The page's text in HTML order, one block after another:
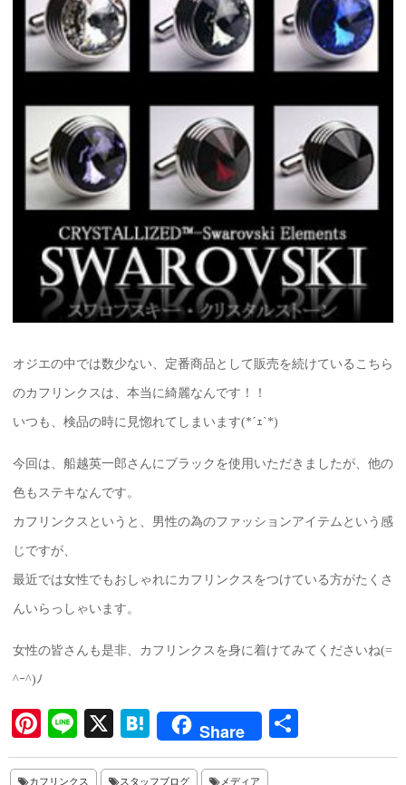
オジエの中では数少ない、定番商品として販売を続けているこちら
のカフリンクスは、本当に綺麗なんです！！
いつも、検品の時に見惚れてしまいます(*´ｪ`*)
今回は、船越英一郎さんにブラックを使用いただきましたが、他の
色もステキなんです。
カフリンクスというと、男性の為のファッションアイテムという感
じですが、
最近では女性でもおしゃれにカフリンクスをつけている方がたくさ
んいらっしゃいます。
女性の皆さんも是非、カフリンクスを身に着けてみてくださいね(=
^ｰ^)ﾉ
Pi
nt
Li
ne
X
H
at
Share
有
カフリンクス スタッフブログ メディア